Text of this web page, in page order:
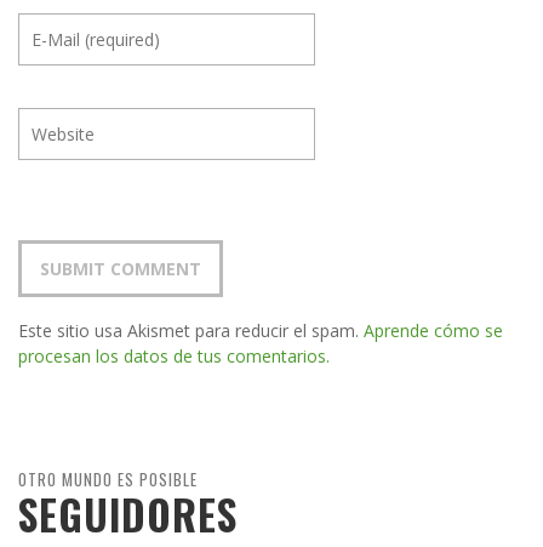
Este sitio usa Akismet para reducir el spam. Aprende cómo se
procesan los datos de tus comentarios.
OTRO MUNDO ES POSIBLE
SEGUIDORES